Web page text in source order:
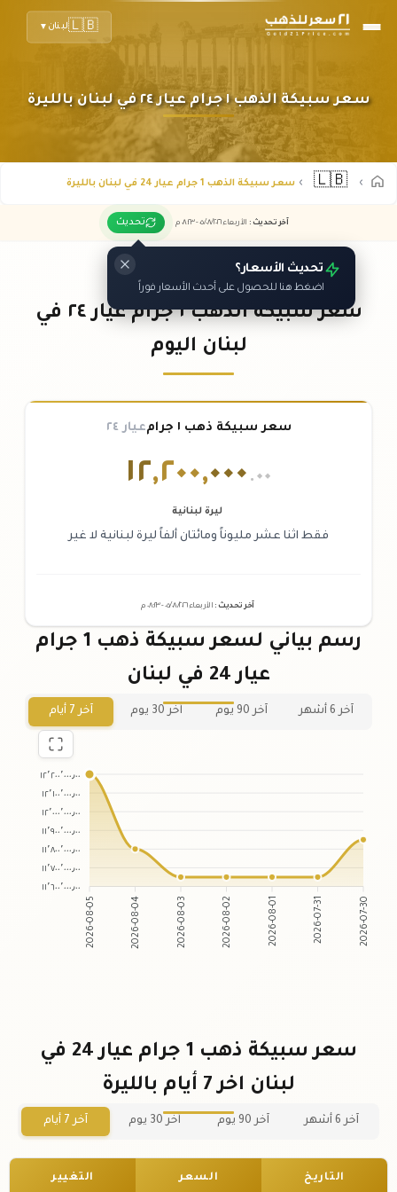
🇱🇧لبنان ▼
سعر سبيكة الذهب ١ جرام عيار ٢٤ في لبنان بالليرة
🇱🇧 سعر سبيكة الذهب 1 جرام عيار 24 في لبنان بالليرة
آخر تحديث : الأربعاء ٠٥ /٠٨/٢٠٢٦ - ٠٨:٢٣ م تحديث
تحديث الأسعار؟
اضغط هنا للحصول على أحدث الأسعار فوراً
سعر سبيكة الذهب ١ جرام عيار ٢٤ في
لبنان اليوم
سعر سبيكة ذهب ١ جرام عيار ٢٤
١٢,٢٠٠,٠٠٠ .٠٠
ليرة لبنانية
فقط اثنا عشر مليوناً ومائتان ألفاً ليرة لبنانية لا غير
آخر تحديث : الأربعاء ٠٥ /٠٨/٢٠٢٦ - ٠٨:٢٣م
رسم بياني لسعر سبيكة ذهب 1 جرام
عيار 24 في لبنان
آخر 6 أشهر آخر 90 يوم آخر 30 يوم آخر 7 أيام
١٢٬٢٠٠٬٠٠٠٫٠٠
١٢٬١٠٠٬٠٠٠٫٠٠
١٢٬٠٠٠٬٠٠٠٫٠٠
١١٬٩٠٠٬٠٠٠٫٠٠
١١٬٨٠٠٬٠٠٠٫٠٠
١١٬٧٠٠٬٠٠٠٫٠٠
١١٬٦٠٠٬٠٠٠٫٠٠
2026-08-05 2026-08-04 2026-08-03 2026-08-02 2026-08-01 2026-07-31 2026-07-30
سعر سبيكة ذهب 1 جرام عيار 24 في
لبنان اخر 7 أيام بالليرة
آخر 6 أشهر آخر 90 يوم آخر 30 يوم آخر 7 أيام
التاريخ السعر التغيير